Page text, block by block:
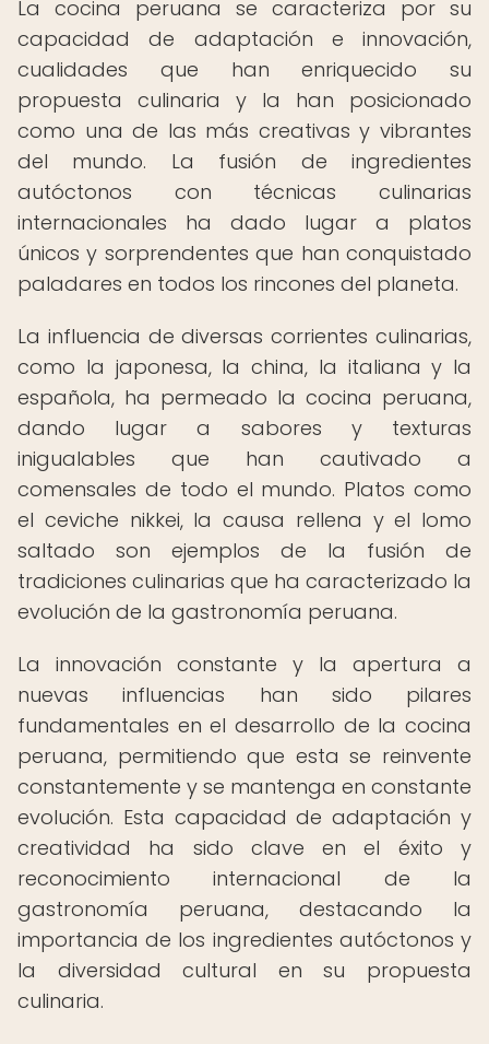
La cocina peruana se caracteriza por su
capacidad de adaptación e innovación,
cualidades que han enriquecido su
propuesta culinaria y la han posicionado
como una de las más creativas y vibrantes
del mundo. La fusión de ingredientes
autóctonos con técnicas culinarias
internacionales ha dado lugar a platos
únicos y sorprendentes que han conquistado
paladares en todos los rincones del planeta.
La influencia de diversas corrientes culinarias,
como la japonesa, la china, la italiana y la
española, ha permeado la cocina peruana,
dando lugar a sabores y texturas
inigualables que han cautivado a
comensales de todo el mundo. Platos como
el ceviche nikkei, la causa rellena y el lomo
saltado son ejemplos de la fusión de
tradiciones culinarias que ha caracterizado la
evolución de la gastronomía peruana.
La innovación constante y la apertura a
nuevas influencias han sido pilares
fundamentales en el desarrollo de la cocina
peruana, permitiendo que esta se reinvente
constantemente y se mantenga en constante
evolución. Esta capacidad de adaptación y
creatividad ha sido clave en el éxito y
reconocimiento internacional de la
gastronomía peruana, destacando la
importancia de los ingredientes autóctonos y
la diversidad cultural en su propuesta
culinaria.